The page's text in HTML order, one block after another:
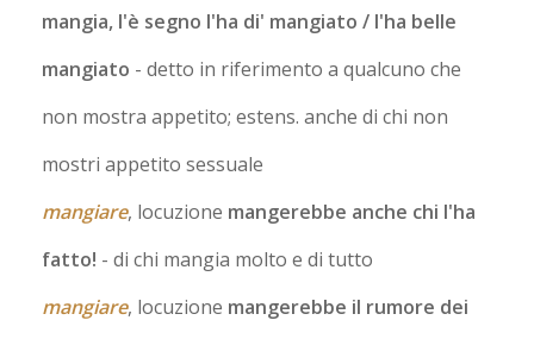
mangia, l'è segno l'ha di' mangiato / l'ha belle
mangiato - detto in riferimento a qualcuno che
non mostra appetito; estens. anche di chi non
mostri appetito sessuale
mangiare, locuzione mangerebbe anche chi l'ha
fatto! - di chi mangia molto e di tutto
mangiare, locuzione mangerebbe il rumore dei